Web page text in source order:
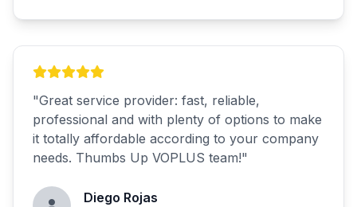
"Great service provider: fast, reliable,
professional and with plenty of options to make
it totally affordable according to your company
needs. Thumbs Up VOPLUS team!"
Diego Rojas